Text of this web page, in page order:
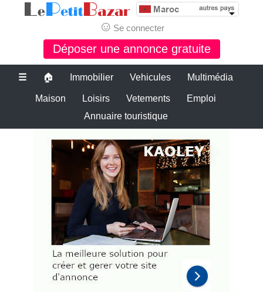
☺ Se connecter
Déposer une annonce gratuite
☰ 🏠 Immobilier Vehicules Multimédia
Maison Loisirs Vetements
Emploi
Annuaire touristique